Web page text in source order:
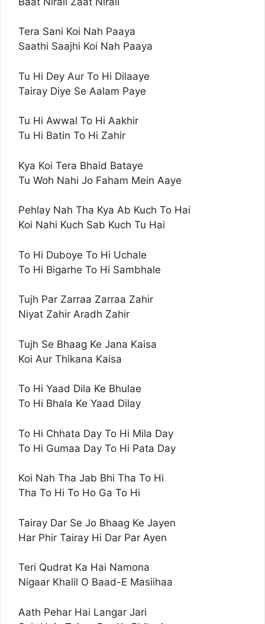
Tera Sani Koi Nah Paaya
Saathi Saajhi Koi Nah Paaya
Tu Hi Dey Aur To Hi Dilaaye
Tairay Diye Se Aalam Paye
Tu Hi Awwal To Hi Aakhir
Tu Hi Batin To Hi Zahir
Kya Koi Tera Bhaid Bataye
Tu Woh Nahi Jo Faham Mein Aaye
Pehlay Nah Tha Kya Ab Kuch To Hai
Koi Nahi Kuch Sab Kuch Tu Hai
To Hi Duboye To Hi Uchale
To Hi Bigarhe To Hi Sambhale
Tujh Par Zarraa Zarraa Zahir
Niyat Zahir Aradh Zahir
Tujh Se Bhaag Ke Jana Kaisa
Koi Aur Thikana Kaisa
To Hi Yaad Dila Ke Bhulae
To Hi Bhala Ke Yaad Dilay
To Hi Chhata Day To Hi Mila Day
To Hi Gumaa Day To Hi Pata Day
Koi Nah Tha Jab Bhi Tha To Hi
Tha To Hi To Ho Ga To Hi
Tairay Dar Se Jo Bhaag Ke Jayen
Har Phir Tairay Hi Dar Par Ayen
Teri Qudrat Ka Hai Namona
Nigaar Khalil O Baad-E Masiihaa
Aath Pehar Hai Langar Jari